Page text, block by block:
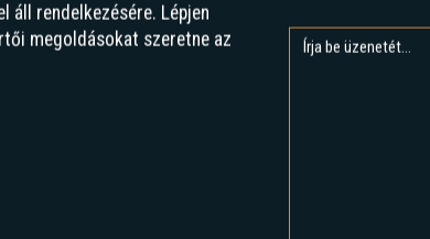
áll rendelkezésére. Lépjen
megoldásokat szeretne az